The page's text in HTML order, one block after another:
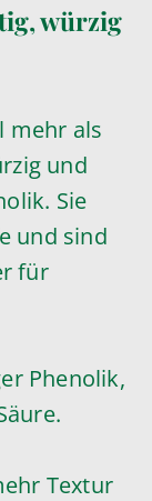
würzig
mehr als
und
Sie
und sind
für
Phenolik,
Textur